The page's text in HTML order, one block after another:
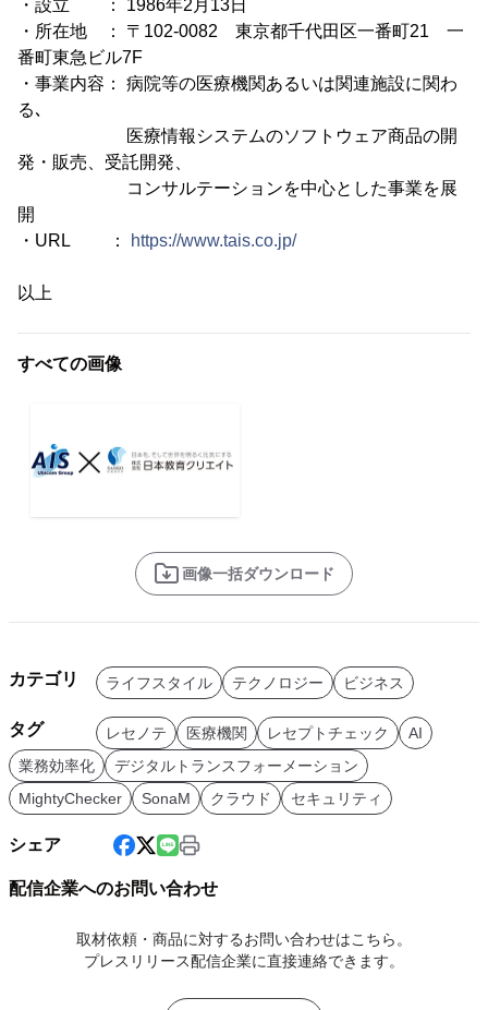
・設立 ： 1986年2月13日
・所在地 ： 〒102-0082 東京都千代田区一番町21 一
番町東急ビル7F
・事業内容： 病院等の医療機関あるいは関連施設に関わ
る､
医療情報システムのソフトウェア商品の開
発・販売、受託開発、
コンサルテーションを中心とした事業を展
開
・URL ：
https://www.tais.co.jp/
以上
すべての画像
画像一括ダウンロード
カテゴリ ライフスタイル テクノロジー ビジネス
タグ レセノテ 医療機関 レセプトチェック
AI
業務効率化
デジタルトランスフォーメーション
MightyChecker
SonaM クラウド セキュリティ
シェア
配信企業へのお問い合わせ
取材依頼・商品に対するお問い合わせはこちら。
プレスリリース配信企業に直接連絡できます。